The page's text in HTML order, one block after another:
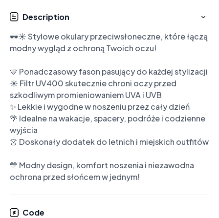
Description
🕶️☀️ Stylowe okulary przeciwsłoneczne, które łączą
modny wygląd z ochroną Twoich oczu!
🤎 Ponadczasowy fason pasujący do każdej stylizacji
☀️ Filtr UV400 skutecznie chroni oczy przed
szkodliwym promieniowaniem UVA i UVB
✨ Lekkie i wygodne w noszeniu przez cały dzień
🌴 Idealne na wakacje, spacery, podróże i codzienne
wyjścia
👗 Doskonały dodatek do letnich i miejskich outfitów
💛 Modny design, komfort noszenia i niezawodna
ochrona przed słońcem w jednym!
Code